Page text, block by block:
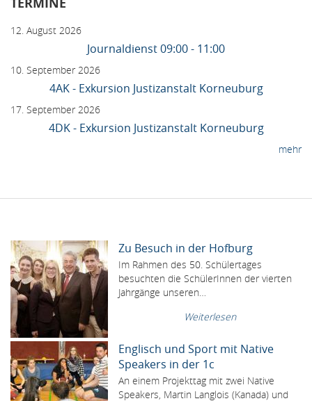
12. August 2026
Journaldienst 09:00 - 11:00
10. September 2026
4AK - Exkursion Justizanstalt Korneuburg
17. September 2026
4DK - Exkursion Justizanstalt Korneuburg
mehr
Zu Besuch in der Hofburg
Im Rahmen des 50. Schülertages
besuchten die SchülerInnen der vierten
Jahrgänge unseren…
Weiterlesen
Englisch und Sport mit Native
Speakers in der 1c
An einem Projekttag mit zwei Native
Speakers, Martin Langlois (Kanada) und